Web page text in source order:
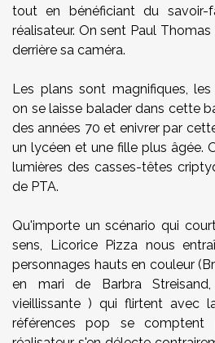
tout en bénéficiant du savoir-
réalisateur. On sent Paul
derrière sa caméra.
Les plans sont magnifiques, les
on se laisse balader dans cette
des années 70 et enivrer par
un lycéen et une fille plus âgée.
lumières des casses-têtes
de PTA.
Qu'importe un scénario qui
sens, Licorice Pizza nous
personnages hauts en couleur
en mari de Barbra
vieillissante ) qui flirtent avec
références pop se comptent